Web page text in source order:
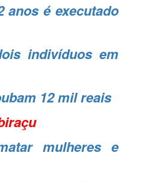
anos é executado
indivíduos em
12 mil reais
mulheres e